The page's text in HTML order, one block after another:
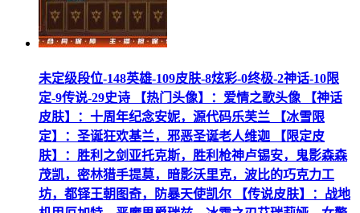
未定级段位-148英雄-109皮肤-8炫彩-0终极-2神话-10限
定-9传说-29史诗 【热门头像】：爱情之歌头像 【神话
皮肤】：十周年纪念安妮，源代码乐芙兰 【冰雪限
定】：圣诞狂欢基兰，邪恶圣诞老人维迦 【限定皮
肤】：胜利之剑亚托克斯，胜利枪神卢锡安，鬼影森森
茂凯，密林猎手提莫，暗影沃里克，波比的巧克力工
坊，都铎王朝图奇，防暴天使凯尔 【传说皮肤】：战地